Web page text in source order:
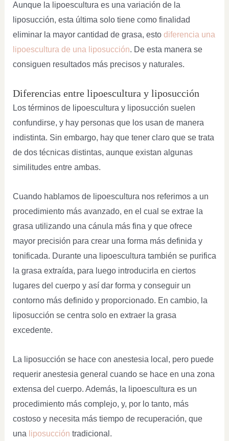
Aunque la lipoescultura es una variación de la
liposucción, esta última solo tiene como finalidad
eliminar la mayor cantidad de grasa, esto diferencia una
lipoescultura de una liposucción. De esta manera se
consiguen resultados más precisos y naturales.
Diferencias entre lipoescultura y liposucción
Los términos de lipoescultura y liposucción suelen
confundirse, y hay personas que los usan de manera
indistinta. Sin embargo, hay que tener claro que se trata
de dos técnicas distintas, aunque existan algunas
similitudes entre ambas.
Cuando hablamos de lipoescultura nos referimos a un
procedimiento más avanzado, en el cual se extrae la
grasa utilizando una cánula más fina y que ofrece
mayor precisión para crear una forma más definida y
tonificada. Durante una lipoescultura también se purifica
la grasa extraída, para luego introducirla en ciertos
lugares del cuerpo y así dar forma y conseguir un
contorno más definido y proporcionado. En cambio, la
liposucción se centra solo en extraer la grasa
excedente.
La liposucción se hace con anestesia local, pero puede
requerir anestesia general cuando se hace en una zona
extensa del cuerpo. Además, la lipoescultura es un
procedimiento más complejo, y, por lo tanto, más
costoso y necesita más tiempo de recuperación, que
una liposucción tradicional.